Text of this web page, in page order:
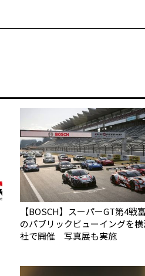
【BOSCH】スーパーGT第4戦
のパブリックビューイングを
社で開催 写真展も実施